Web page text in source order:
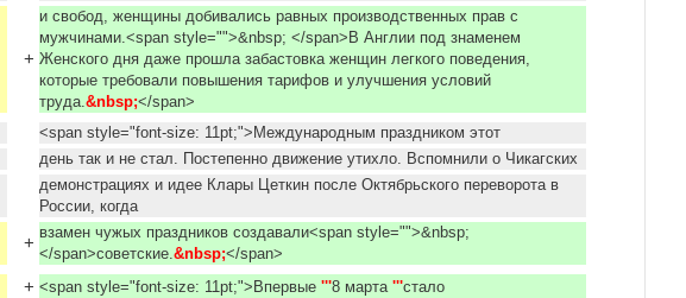
+
и свобод, женщины добивались равных производственных прав с
мужчинами.<span style="">&nbsp; </span>В Англии под знаменем
Женского дня даже прошла забастовка женщин легкого поведения,
которые требовали повышения тарифов и улучшения условий
труда.&nbsp;</span>
<span style="font-size: 11pt;">Международным праздником этот
день так и не стал. Постепенно движение утихло. Вспомнили о Чикагских
демонстрациях и идее Клары Цеткин после Октябрьского переворота в
России, когда
+ взамен чужых праздников создавали<span style="">&nbsp;
</span>советские.&nbsp;</span>
+ <span style="font-size: 11pt;">Впервые '''8 марта '''стало